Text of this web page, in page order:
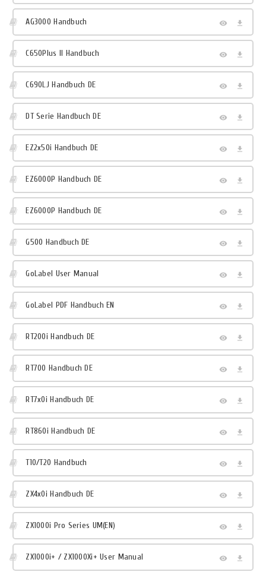
AG3000 Handbuch
C650Plus II Handbuch
C690LJ Handbuch DE
DT Serie Handbuch DE
EZ2x50i Handbuch DE
EZ6000P Handbuch DE
EZ6000P Handbuch DE
G500 Handbuch DE
GoLabel User Manual
GoLabel PDF Handbuch EN
RT200i Handbuch DE
RT700 Handbuch DE
RT7x0i Handbuch DE
RT860i Handbuch DE
T10/T20 Handbuch
ZX4x0i Handbuch DE
ZX1000i Pro Series UM(EN)
ZX1000i+ / ZX1000Xi+ User Manual